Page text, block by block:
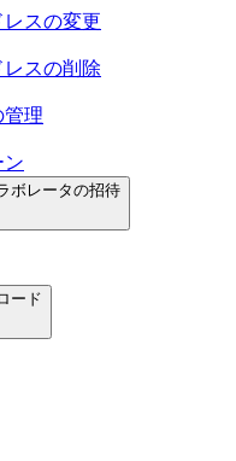
スの変更
スの削除
管理
ン
ボレータの招待
ード